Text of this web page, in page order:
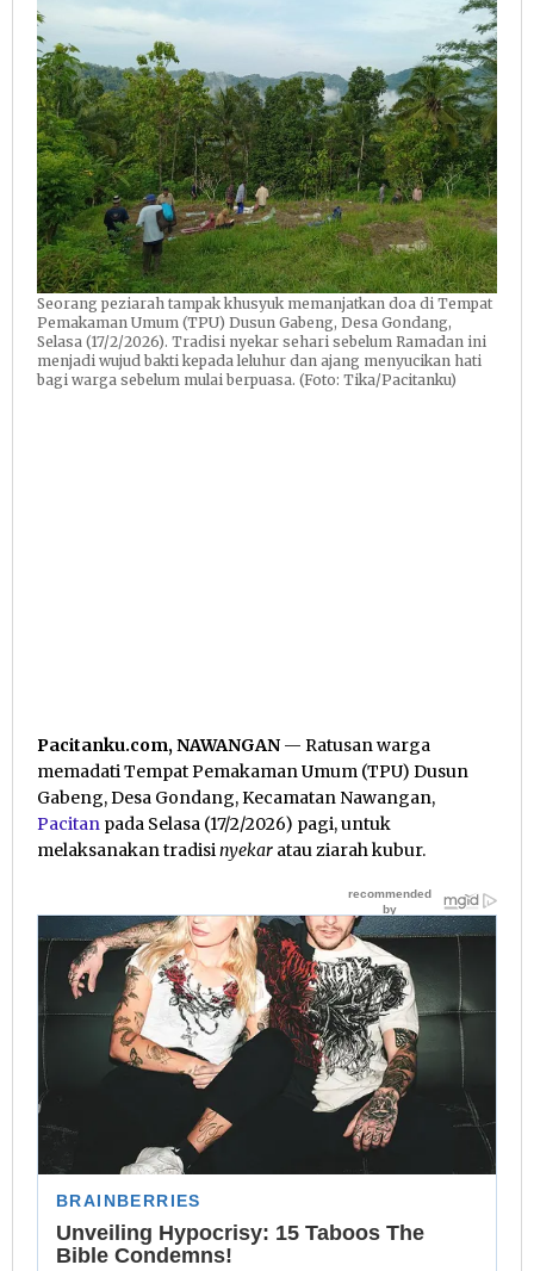
Seorang peziarah tampak khusyuk memanjatkan doa di Tempat
Pemakaman Umum (TPU) Dusun Gabeng, Desa Gondang,
Selasa (17/2/2026). Tradisi nyekar sehari sebelum Ramadan ini
menjadi wujud bakti kepada leluhur dan ajang menyucikan hati
bagi warga sebelum mulai berpuasa. (Foto: Tika/Pacitanku)
Pacitanku.com, NAWANGAN — Ratusan warga
memadati Tempat Pemakaman Umum (TPU) Dusun
Gabeng, Desa Gondang, Kecamatan Nawangan,
Pacitan pada Selasa (17/2/2026) pagi, untuk
melaksanakan tradisinyekar atau ziarah kubur.